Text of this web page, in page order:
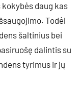
kokybės daug kas
Todėl
šaltinius bei
dalintis su
tyrimus ir jų